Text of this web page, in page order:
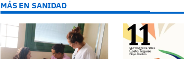
MÁS EN SANIDAD